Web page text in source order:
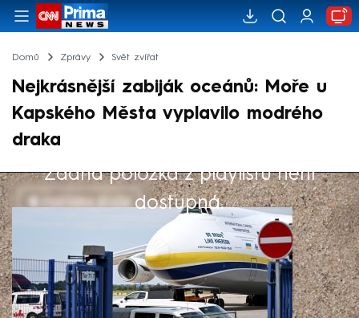
Domů Zprávy Svět zvířat
Nejkrásnější zabiják oceánů: Moře u
Kapského Města vyplavilo modrého
draka
Žádná položka z playlistu není
dostupná.
Výběr redakce